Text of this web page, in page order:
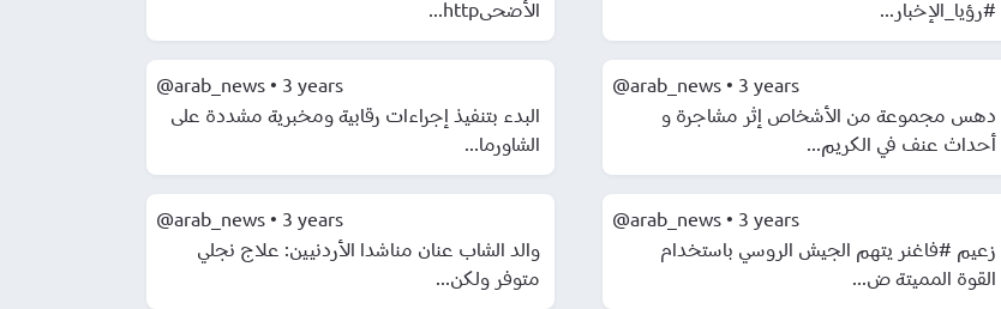
الأضحىhttp...
#رؤيا_الإخبار...
@arab_news • 3 years
البدء بتنفيذ إجراءات رقابية ومخبرية مشددة على
الشاورما...
@arab_news • 3 years
دهس مجموعة من الأشخاص إثر مشاجرة و
أحداث عنف في الكريم...
@arab_news • 3 years
والد الشاب عنان مناشدا الأردنيين: علاج نجلي
متوفر ولكن...
@arab_news • 3 years
زعيم #فاغنر يتهم الجيش الروسي باستخدام
القوة المميتة ض...